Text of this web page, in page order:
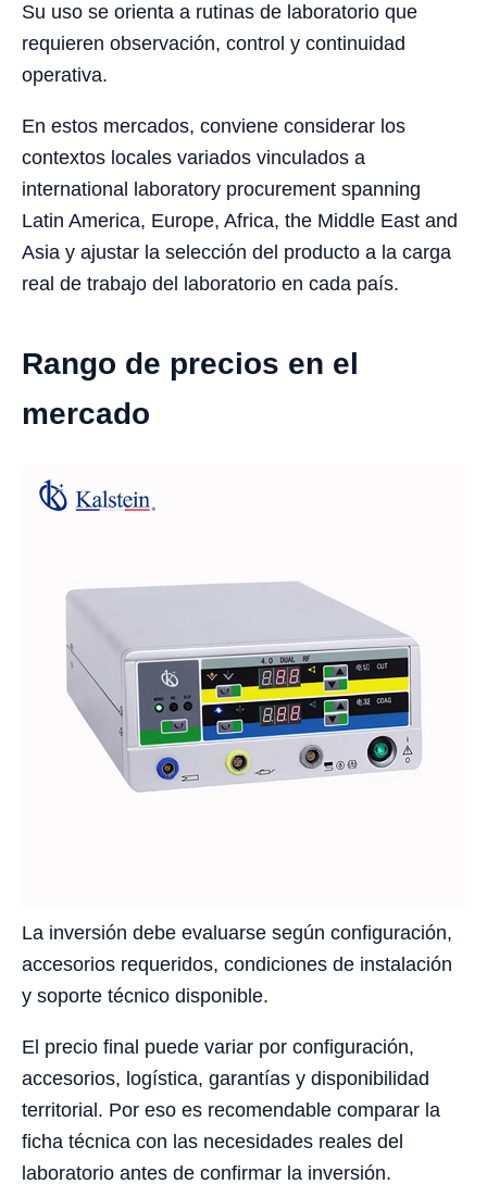
Su uso se orienta a rutinas de laboratorio que
requieren observación, control y continuidad
operativa.
En estos mercados, conviene considerar los
contextos locales variados vinculados a
international laboratory procurement spanning
Latin America, Europe, Africa, the Middle East and
Asia y ajustar la selección del producto a la carga
real de trabajo del laboratorio en cada país.
Rango de precios en el
mercado
La inversión debe evaluarse según configuración,
accesorios requeridos, condiciones de instalación
y soporte técnico disponible.
El precio final puede variar por configuración,
accesorios, logística, garantías y disponibilidad
territorial. Por eso es recomendable comparar la
ficha técnica con las necesidades reales del
laboratorio antes de confirmar la inversión.